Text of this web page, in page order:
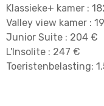
Klassieke+ kamer :
Valley view kamer :
Junior Suite : 204 €
L'Insolite : 247 €
Toeristenbelasting: